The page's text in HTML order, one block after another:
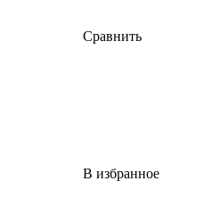
Сравнить
В избранное